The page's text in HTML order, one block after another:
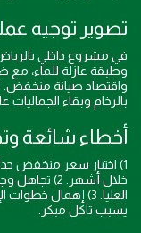
تصوير توجيه
في مشروع داخلي
واقتصاد صيانة منخفض.
بالرخام وبقاء الجماليات
أخطاء شائعة
1) اختيار سعر منخفض
خلال أشهر.
العليا. 3) إهمال
يسبب تآكل مبكر.